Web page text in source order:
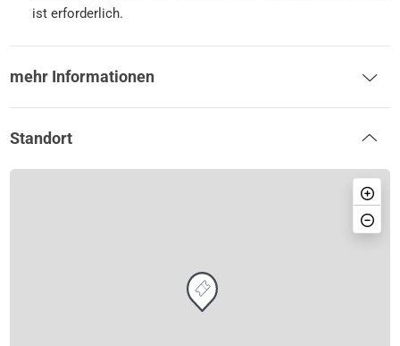
ist erforderlich.
mehr Informationen
Standort